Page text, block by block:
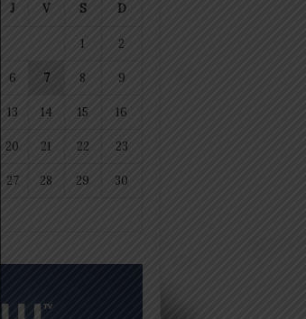
J V S D
1 2
6 7 8 9
13 14 15 16
20 21 22 23
27 28 29 30